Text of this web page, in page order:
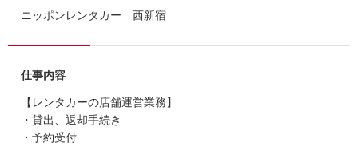
ニッポンレンタカー 西新宿
仕事内容
【レンタカーの店舗運営業務】
・貸出、返却手続き
・予約受付